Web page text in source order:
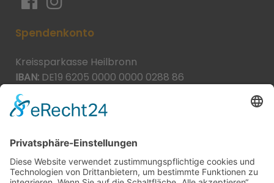
Spendenkonto
Kreissparkasse Heilbronn
IBAN: DE19 6205 0000 0000 0288 86
BIC:
Spende direkt via PayPal
JETZT SPENDEN